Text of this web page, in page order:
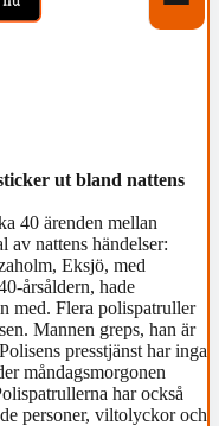
ut bland nattens
40 ärenden mellan
nattens händelser:
Eksjö, med
årsåldern, hade
med. Flera polispatruller
Mannen greps, han är
presstjänst har inga
måndagsmorgonen
har också
personer, viltolyckor och